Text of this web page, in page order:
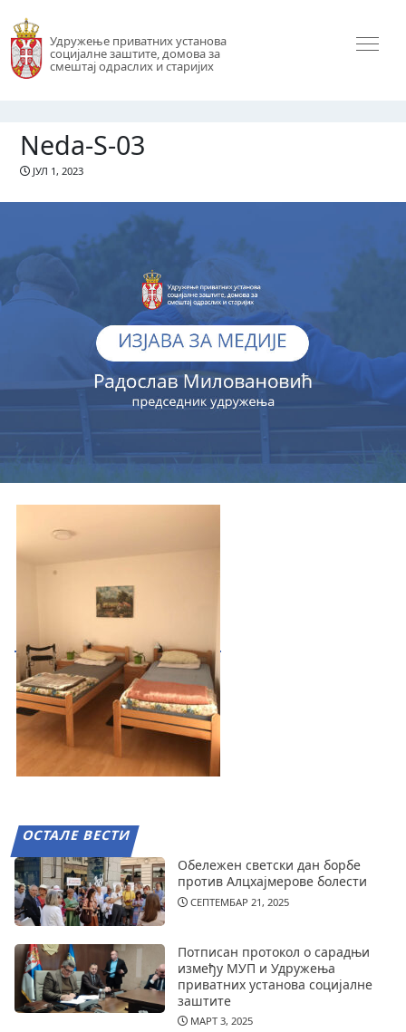
Удружење приватних установа
социјалне заштите, домова за
смештај одраслих и старијих
Neda-S-03
ЈУЛ 1, 2023
ОСТАЛЕ ВЕСТИ
Обележен светски дан борбе
против Алцхајмерове болести
СЕПТЕМБАР 21, 2025
Потписан протокол о сарадњи
између МУП и Удружења
приватних установа социјалне
заштите
МАРТ 3, 2025